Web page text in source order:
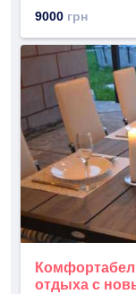
9000 грн
отдыха с